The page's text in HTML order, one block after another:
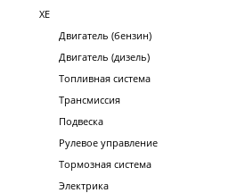
XE
Двигатель (бензин)
Двигатель (дизель)
Топливная система
Трансмиссия
Подвеска
Рулевое управление
Тормозная система
Электрика